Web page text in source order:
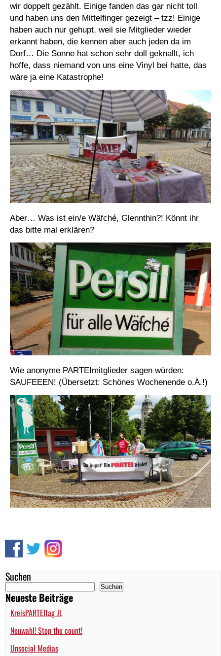
Suchen
Suchen
Neueste Beiträge
KreisPARTEItag JL
Neuwahl! Stop the count!
Unsocial Medias
wir doppelt gezählt. Einige fanden das gar nicht toll
und haben uns den Mittelfinger gezeigt – tzz! Einige
haben auch nur gehupt, weil sie Mitglieder wieder
erkannt haben, die kennen aber auch jeden da im
Dorf… Die Sonne hat schon sehr doll geknallt, ich
hoffe, dass niemand von uns eine Vinyl bei hatte, das
wäre ja eine Katastrophe!
Aber… Was ist ein/e Wäfché, Glennthin?! Könnt ihr
das bitte mal erklären?
Wie anonyme PARTEImitglieder sagen würden:
SAUFEEEN! (Übersetzt: Schönes Wochenende o.Ä.!)